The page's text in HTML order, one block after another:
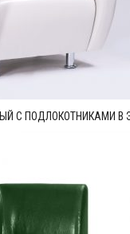
C ПОДЛОКОТНИКАМИ В